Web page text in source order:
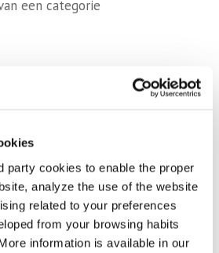
party cookies to enable the proper
analyze the use of the website
related to your preferences
from your browsing habits
information is available in our
een categorie
interessant?
Filterpalette Filterpallet Filters
Schwimmbadschweißkurs
Start seizoen Vrijmibo